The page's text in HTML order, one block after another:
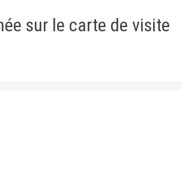
sur le carte de visite